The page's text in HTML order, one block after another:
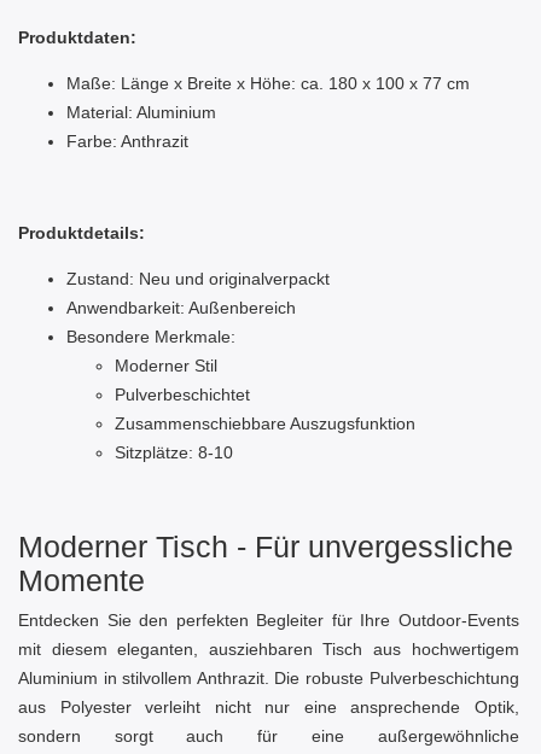
Produktdaten:
Maße: Länge x Breite x Höhe: ca. 180 x 100 x 77 cm
Material: Aluminium
Farbe: Anthrazit
Produktdetails:
Zustand: Neu und originalverpackt
Anwendbarkeit: Außenbereich
Besondere Merkmale:
Moderner Stil
Pulverbeschichtet
Zusammenschiebbare Auszugsfunktion
Sitzplätze: 8-10
Moderner Tisch - Für unvergessliche
Momente
Entdecken Sie den perfekten Begleiter für Ihre Outdoor-Events
mit diesem eleganten, ausziehbaren Tisch aus hochwertigem
Aluminium in stilvollem Anthrazit. Die robuste Pulverbeschichtung
aus Polyester verleiht nicht nur eine ansprechende Optik,
sondern sorgt auch für eine außergewöhnliche